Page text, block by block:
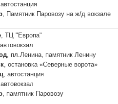
, Памятник Паровозу на ж/д вокзале
, ТЦ "Европа"
, пл.Ленина, памятник Ленину
, остановка «Северные ворота»
, автостанция
, памятник Паровозу